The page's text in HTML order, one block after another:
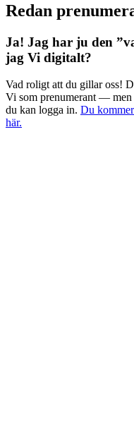
Redan
Ja! Jag har ju den
jag Vi digitalt?
Vad roligt att du gillar oss!
Vi som prenumerant — men
du kan logga in. Du
här.